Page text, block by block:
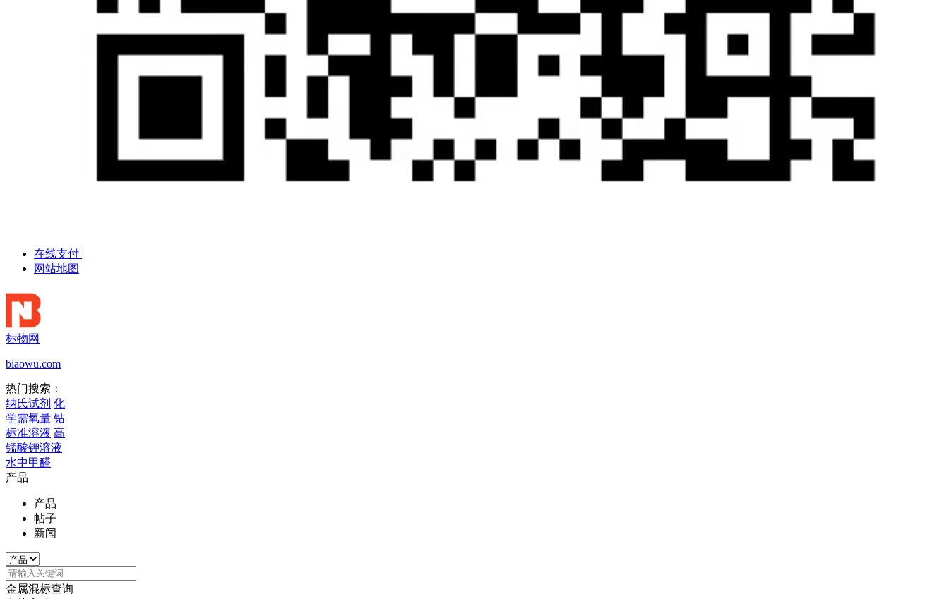
在线支付 |
网站地图
标物网
biaowu.com
热门搜索：
纳氏试剂 化
学需氧量 钴
标准溶液 高
锰酸钾溶液
水中甲醛
产品
产品
帖子
新闻
金属混标查询